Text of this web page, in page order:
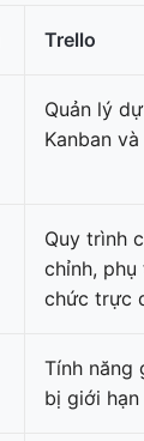
Trello
Quản lý
Kanban
Quy trình
chỉnh,
chức trực
Tính năng
bị giới hạn